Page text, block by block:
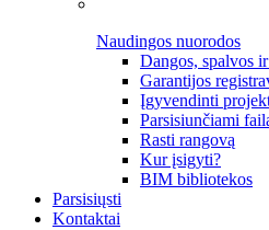
Naudingos nuorodos
Dangos, spalvos
Garantijos
Įgyvendinti
Parsisiunčiami
Rasti rangovą
Kur įsigyti?
BIM bibliotekos
Parsisiųsti
Kontaktai